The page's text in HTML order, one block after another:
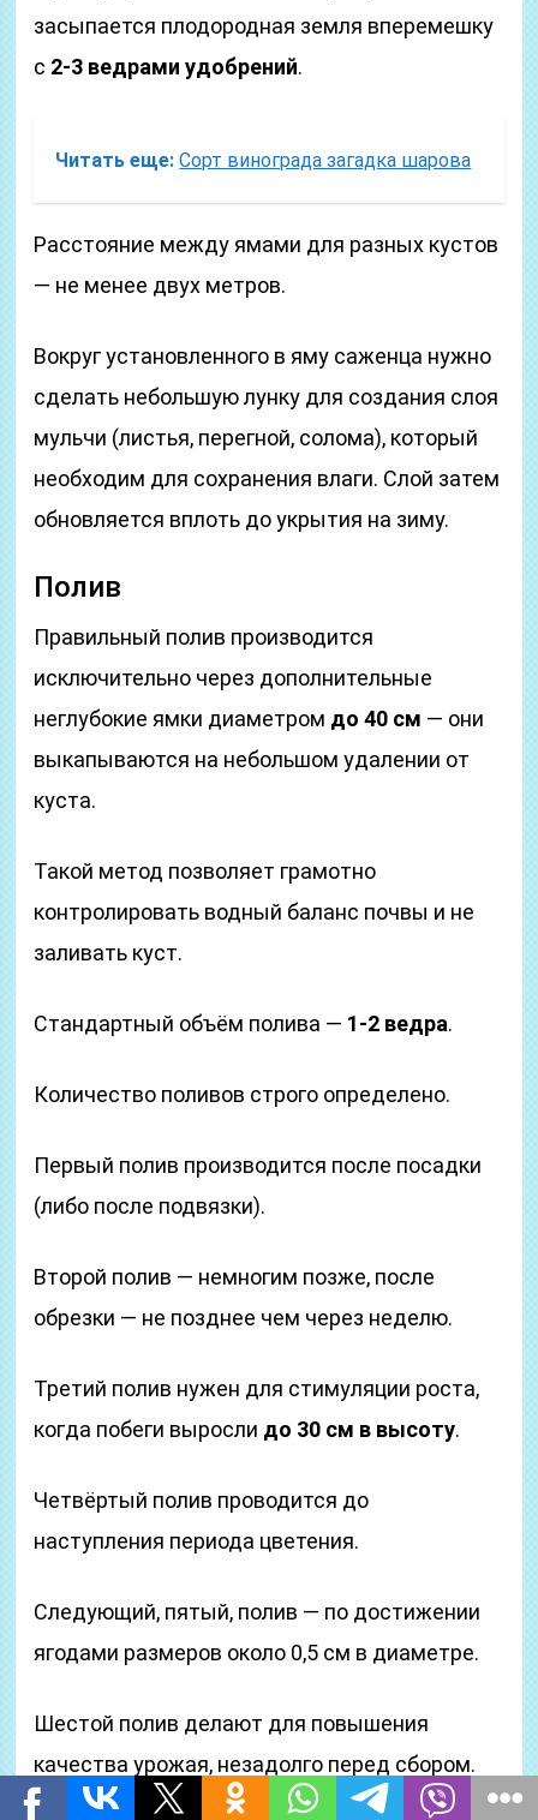
засыпается плодородная земля вперемешку
с 2-3 ведрами удобрений.
Читать еще: Сорт винограда загадка шарова
Расстояние между ямами для разных кустов
— не менее двух метров.
Вокруг установленного в яму саженца нужно
сделать небольшую лунку для создания слоя
мульчи (листья, перегной, солома), который
необходим для сохранения влаги. Слой затем
обновляется вплоть до укрытия на зиму.
Полив
Правильный полив производится
исключительно через дополнительные
неглубокие ямки диаметром до 40 см — они
выкапываются на небольшом удалении от
куста.
Такой метод позволяет грамотно
контролировать водный баланс почвы и не
заливать куст.
Стандартный объём полива — 1-2 ведра.
Количество поливов строго определено.
Первый полив производится после посадки
(либо после подвязки).
Второй полив — немногим позже, после
обрезки — не позднее чем через неделю.
Третий полив нужен для стимуляции роста,
когда побеги выросли до 30 см в высоту.
Четвёртый полив проводится до
наступления периода цветения.
Следующий, пятый, полив — по достижении
ягодами размеров около 0,5 см в диаметре.
Шестой полив делают для повышения
качества урожая, незадолго перед сбором.